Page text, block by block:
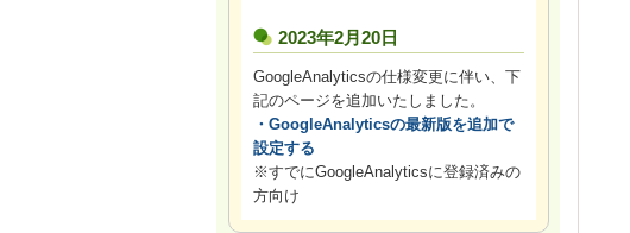
2023年2月20日
GoogleAnalyticsの仕様変更に伴い、下
記のページを追加いたしました。
・GoogleAnalyticsの最新版を追加で
設定する
※すでにGoogleAnalyticsに登録済みの
方向け